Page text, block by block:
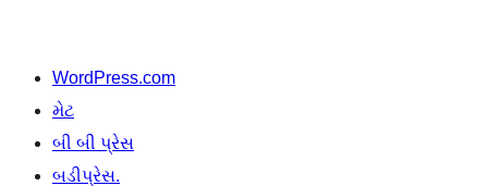
WordPress.com
મેટ
બી બી પ્રેસ
બડીપ્રેસ.